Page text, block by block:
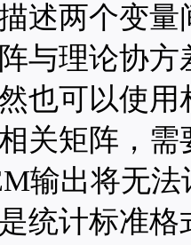
述两个变
与理论协方
也可以使
关矩阵，需
输出将无
统计标准